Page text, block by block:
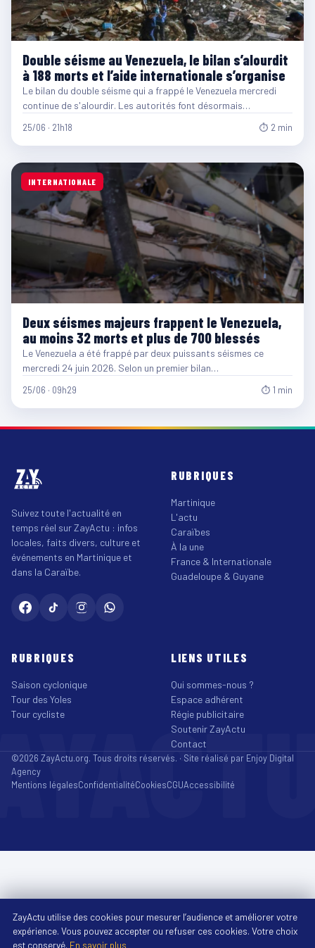
Double séisme au Venezuela, le bilan s’alourdit
à 188 morts et l’aide internationale s’organise
Le bilan du double séisme qui a frappé le Venezuela mercredi
continue de s'alourdir. Les autorités font désormais…
25/06 · 21h18 ⏱ 2 min
INTERNATIONALE
Deux séismes majeurs frappent le Venezuela,
au moins 32 morts et plus de 700 blessés
Le Venezuela a été frappé par deux puissants séismes ce
mercredi 24 juin 2026. Selon un premier bilan…
25/06 · 09h29 ⏱ 1 min
Suivez toute l'actualité en
temps réel sur ZayActu : infos
locales, faits divers, culture et
événements en Martinique et
dans la Caraïbe.
RUBRIQUES
Martinique
L'actu
Caraïbes
À la une
France & Internationale
Guadeloupe & Guyane
RUBRIQUES
Saison cyclonique
Tour des Yoles
Tour cycliste
LIENS UTILES
Qui sommes-nous ?
Espace adhérent
Régie publicitaire
Soutenir ZayActu
Contact
©2026 ZayActu.org. Tous droits réservés. · Site réalisé par Enjoy Digital
Agency
Mentions légalesConfidentialitéCookiesCGUAccessibilité
ZayActu utilise des cookies pour mesurer l’audience et améliorer votre
expérience. Vous pouvez accepter ou refuser ces cookies. Votre choix
est conservé. En savoir plus